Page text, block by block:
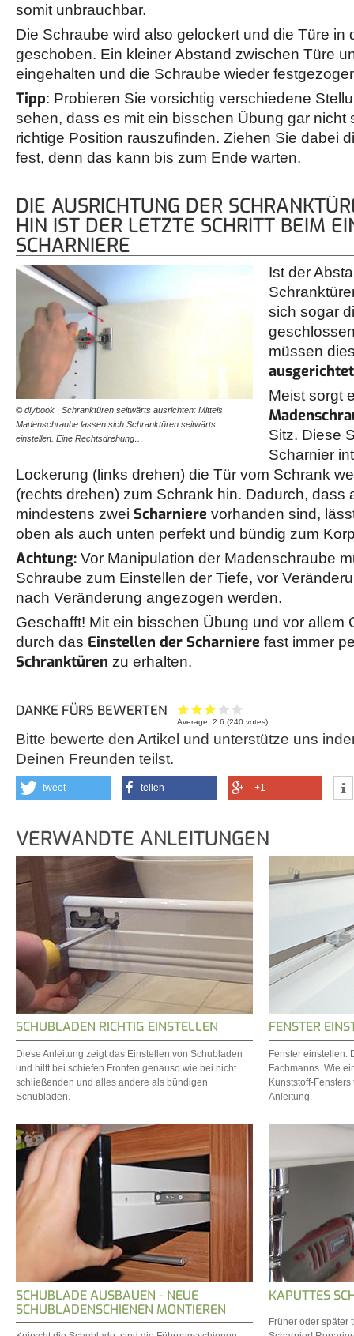
somit unbrauchbar.
Die Schraube wird also gelockert und die Türe in
geschoben. Ein kleiner Abstand zwischen Türe
eingehalten und die Schraube wieder
Tipp: Probieren Sie vorsichtig verschiedene
sehen, dass es mit ein bisschen Übung gar nicht
richtige Position rauszufinden. Ziehen Sie dabei
fest, denn das kann bis zum Ende warten.
DIE AUSRICHTUNG DER
HIN IST DER LETZTE SCHRITT BEIM
SCHARNIERE
© diybook | Schranktüren seitwärts ausrichten: Mittels
Madenschraube lassen sich Schranktüren seitwärts
einstellen. Eine Rechtsdrehung…
Ist der
sich sogar
müssen
Meist sorgt
Sitz. Diese
Scharnier
Lockerung (links drehen) die Tür vom Schrank
(rechts drehen) zum Schrank hin. Dadurch, dass
mindestens zwei Scharniere vorhanden sind,
oben als auch unten perfekt und bündig zum
Achtung: Vor Manipulation der Madenschraube
Schraube zum Einstellen der Tiefe, vor
nach Veränderung angezogen werden.
Geschafft! Mit ein bisschen Übung und vor allem
durch das Einstellen der Scharniere fast immer
Schranktüren zu erhalten.
DANKE FÜRS BEWERTEN
Average:2.6 (240 votes)
Bitte bewerte den Artikel und unterstütze uns
Deinen Freunden teilst.
tweet teilen +1
VERWANDTE ANLEITUNGEN
SCHUBLADEN RICHTIG EINSTELLEN
Diese Anleitung zeigt das Einstellen von Schubladen
und hilft bei schiefen Fronten genauso wie bei nicht
schließenden und alles andere als bündigen
Schubladen.
FENSTER
Fenster einstellen:
Fachmanns. Wie
Kunststoff-
Anleitung.
SCHUBLADE AUSBAUEN - NEUE
SCHUBLADENSCHIENEN MONTIEREN
KAPUTTES
Früher oder später